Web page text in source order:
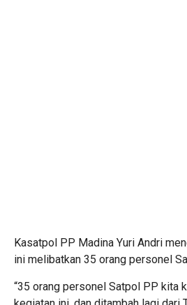
Kasatpol PP Madina Yuri Andri
ini melibatkan 35 orang personel
“35 orang personel Satpol PP kita